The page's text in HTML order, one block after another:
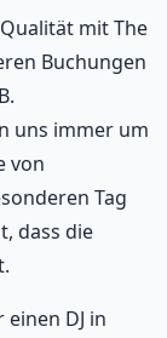
mit The
Buchungen
uns immer um
von
Tag
dass die
DJ in